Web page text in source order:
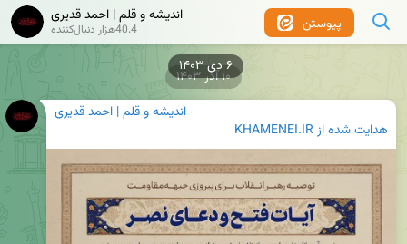
۶ دی ۱۴۰۳
پیوستن اندیشه و قلم | احمد قدیری
40.4هزار دنبال‌کننده
اندیشه و قلم | احمد قدیری
هدایت شده ازKHAMENEI.IR
۱۰ آذر ۱۴۰۳